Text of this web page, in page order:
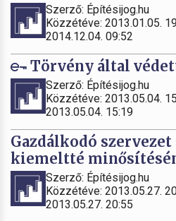
Szerző: Építésijog.hu
Közzétéve: 2013.01.05.
2014.12.04. 09:52
Törvény által
Szerző: Építésijog.hu
Közzétéve: 2013.05.04.
2013.05.04. 15:19
Gazdálkodó
kiemeltté
Szerző: Építésijog.hu
Közzétéve: 2013.05.27.
2013.05.27. 20:55